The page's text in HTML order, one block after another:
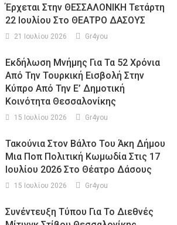
Έρχεται Στην ΘΕΣΣΑΛΟΝΙΚΗ Τετάρτη
22 Ιουλίου Στο ΘΕΑΤΡΟ ΔΑΣΟΥΣ
21 Ιουλίου 2026 Gr4you
Εκδήλωση Μνήμης Για Τα 52 Χρόνια
Από Την Τουρκική Εισβολή Στην
Κύπρο Από Την Ε’ Δημοτική
Κοινότητα Θεσσαλονίκης
15 Ιουλίου 2026 Gr4you
Τακούνια Στον Βάλτο Του Άκη Δήμου
Μια Ποπ Πολιτική Κωμωδία Στις 17
Ιουλίου 2026 Στο Θέατρο Δάσους
15 Ιουλίου 2026 Gr4you
Συνέντευξη Τύπου Για Το Διεθνές